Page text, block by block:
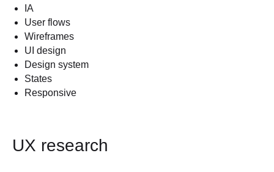
IA
User flows
Wireframes
UI design
Design system
States
Responsive
UX research